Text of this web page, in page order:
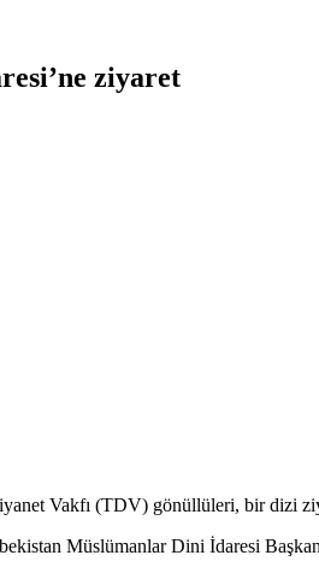
ziyaret
Vakfı (TDV) gönüllüleri, bir dizi
Müslümanlar Dini İdaresi Başkan